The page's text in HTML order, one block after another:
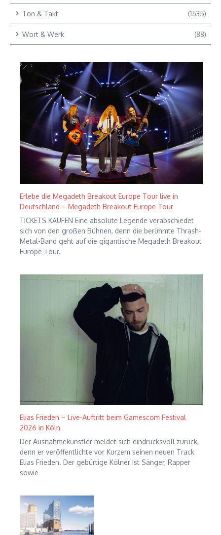
Ton & Takt (1535)
Wort & Werk (88)
Erlebe die Megadeth Breakout Europe Tour live in
Deutschland – Megadeth Breakout Europe Tour
TICKETS KAUFEN Eine absolute Legende verabschiedet
sich von den großen Bühnen, denn die berühmte Thrash-
Metal-Band geht auf die gigantische Megadeth Breakout
Europe Tour.
Elias Frieden – Live-Auftritt beim Gamescom Festival
2026 in Köln
Der Ausnahmekünstler meldet sich eindrucksvoll zurück,
denn er veröffentlichte vor Kurzem seinen neuen Track
Elias Frieden. Der gebürtige Kölner ist Sänger, Rapper
sowie